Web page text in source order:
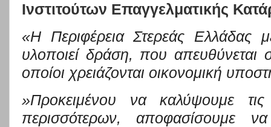
Ινστιτούτων Επαγγελματικής
«Η Περιφέρεια Στερεάς Ελλάδας
υλοποιεί δράση, που απευθύνεται
οποίοι χρειάζονται οικονομική
»Προκειμένου να καλύψουμε
περισσότερων, αποφασίσουμε